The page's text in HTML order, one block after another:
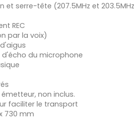
et serre-tête (207.5MHz et
REC
par la voix)
du microphone
non inclus.
faciliter le transport
730 mm